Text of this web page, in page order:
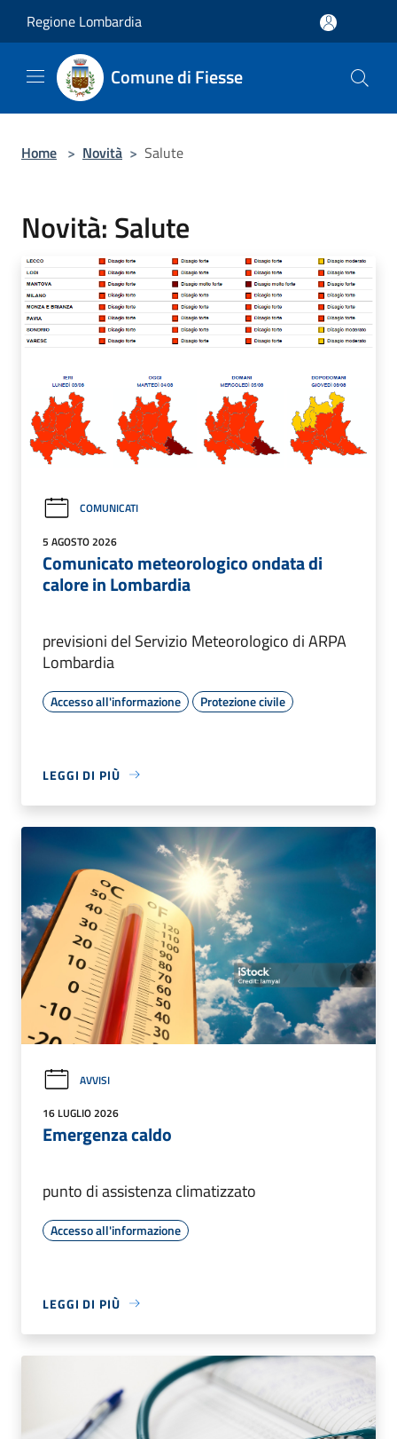
Regione Lombardia
Comune di Fiesse
Home > Novità > Salute
Novità: Salute
COMUNICATI
5 AGOSTO 2026
Comunicato meteorologico ondata di
calore in Lombardia
previsioni del Servizio Meteorologico di ARPA
Lombardia
Accesso all'informazione Protezione civile
LEGGI DI PIÙ
AVVISI
16 LUGLIO 2026
Emergenza caldo
punto di assistenza climatizzato
Accesso all'informazione
LEGGI DI PIÙ